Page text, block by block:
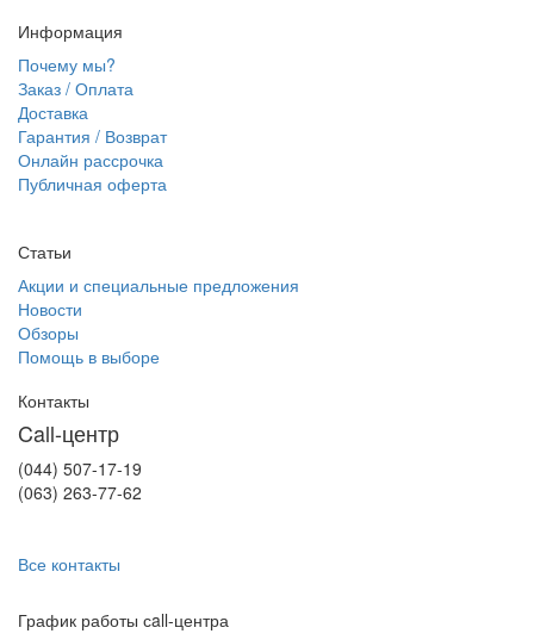
Информация
Почему мы?
Заказ / Оплата
Доставка
Гарантия / Возврат
Онлайн рассрочка
Публичная оферта
Статьи
Акции и специальные предложения
Новости
Обзоры
Помощь в выборе
Контакты
Call-центр
(044) 507-17-19
(063) 263-77-62
Все контакты
График работы сall-центра